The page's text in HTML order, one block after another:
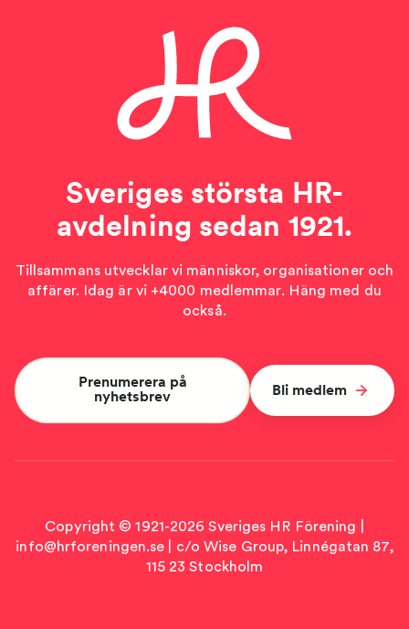
Sveriges största HR-
avdelning sedan 1921.
Tillsammans utvecklar vi människor, organisationer och
affärer. Idag är vi +4000 medlemmar. Häng med du
också.
Prenumerera på
nyhetsbrev
Bli medlem
Copyright © 1921-2026 Sveriges HR Förening |
info@hrforeningen.se | c/o Wise Group, Linnégatan 87,
115 23 Stockholm